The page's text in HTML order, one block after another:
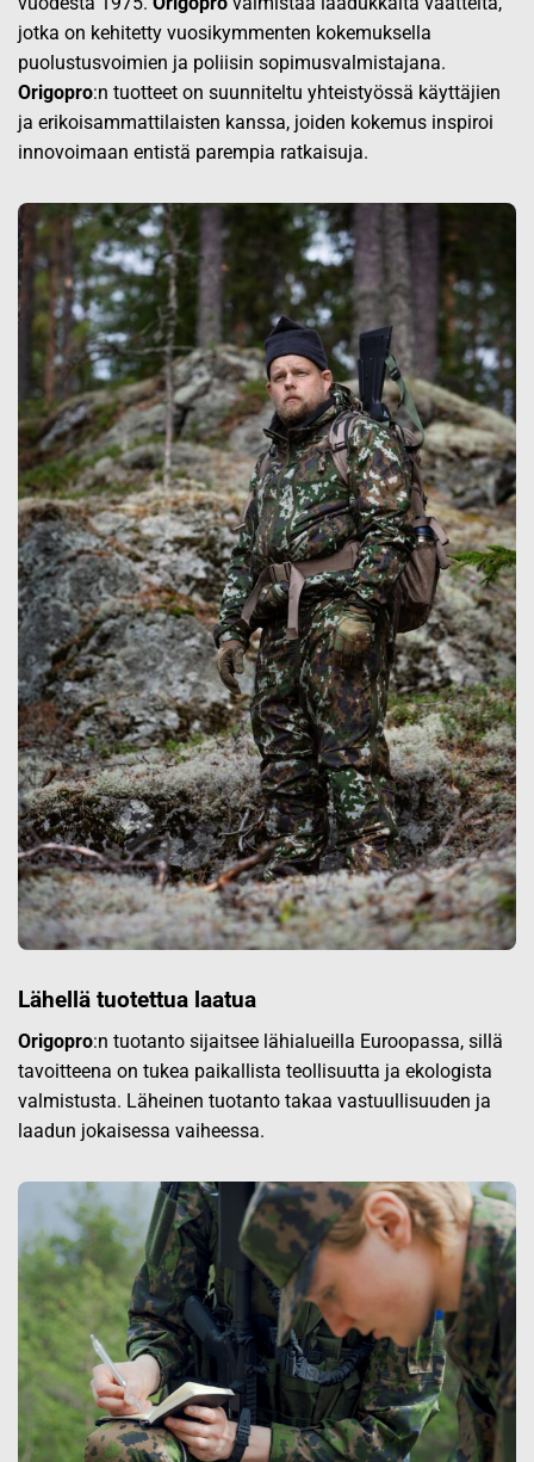
jotka on kehitetty vuosikymmenten kokemuksella
puolustusvoimien ja poliisin sopimusvalmistajana.
Origopro:n tuotteet on suunniteltu yhteistyössä käyttäjien
ja erikoisammattilaisten kanssa, joiden kokemus inspiroi
innovoimaan entistä parempia ratkaisuja.
Lähellä tuotettua laatua
Origopro:n tuotanto sijaitsee lähialueilla Euroopassa, sillä
tavoitteena on tukea paikallista teollisuutta ja ekologista
valmistusta. Läheinen tuotanto takaa vastuullisuuden ja
laadun jokaisessa vaiheessa.